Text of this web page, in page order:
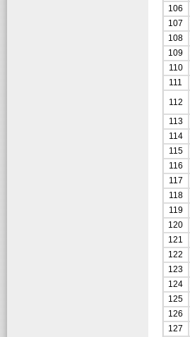
106
107
108
109
110
111
112
113
114
115
116
117
118
119
120
121
122
123
124
125
126
127